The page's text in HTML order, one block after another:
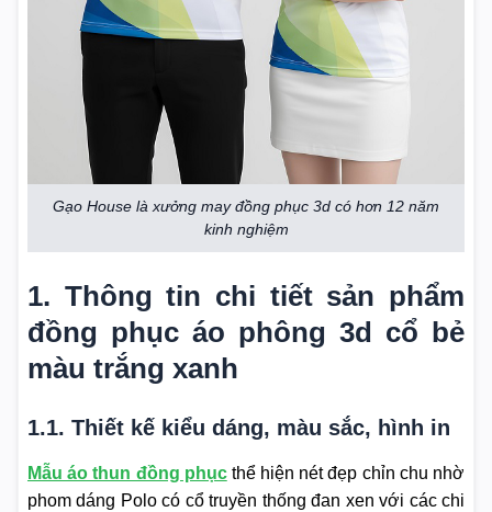
Gạo House là xưởng may đồng phục 3d có hơn 12 năm
kinh nghiệm
1. Thông tin chi tiết sản phẩm
đồng phục áo phông 3d cổ bẻ
màu trắng xanh
1.1. Thiết kế kiểu dáng, màu sắc, hình in
Mẫu áo thun đồng phụcthể hiện nét đẹp chỉn chu nhờ
phom dáng Polo có cổ truyền thống đan xen với các chi